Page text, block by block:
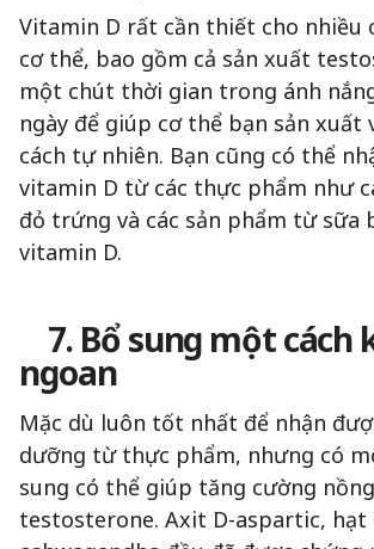
Vitamin D rất cần thiết cho nhiều
cơ thể, bao gồm cả sản xuất
một chút thời gian trong ánh
ngày để giúp cơ thể bạn sản xuất
cách tự nhiên. Bạn cũng có thể
vitamin D từ các thực phẩm như
đỏ trứng và các sản phẩm từ sữa
vitamin D.
7. Bổ sung một cách
ngoan
Mặc dù luôn tốt nhất để nhận
dưỡng từ thực phẩm, nhưng có
sung có thể giúp tăng cường
testosterone. Axit D-aspartic, hạt